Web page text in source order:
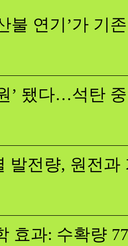
불 연기’가 기
’ 됐다…석탄
전량, 원전과
효과: 수확량